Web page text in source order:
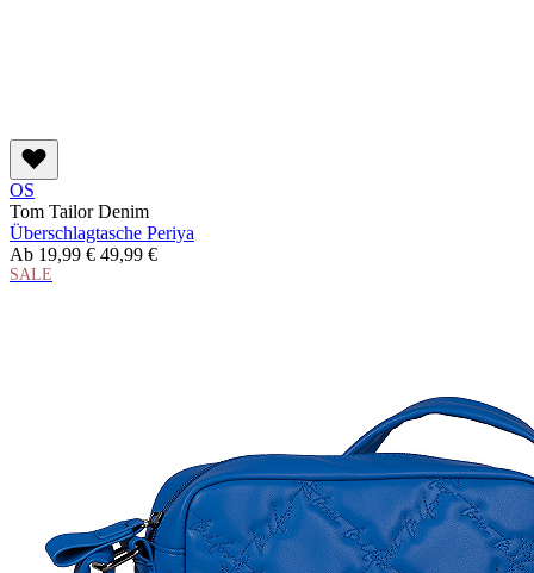
OS
Tom Tailor Denim
Überschlagtasche Periya
Ab 19,99 € 49,99 €
SALE